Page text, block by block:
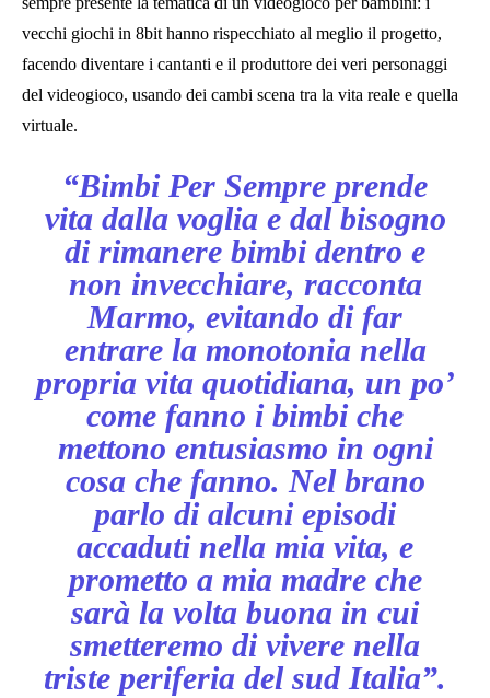
vecchi giochi in 8bit hanno rispecchiato al meglio il progetto,
facendo diventare i cantanti e il produttore dei veri personaggi
del videogioco, usando dei cambi scena tra la vita reale e quella
virtuale.
“Bimbi Per Sempre prende
vita dalla voglia e dal bisogno
di rimanere bimbi dentro e
non invecchiare, racconta
Marmo, evitando di far
entrare la monotonia nella
propria vita quotidiana, un po’
come fanno i bimbi che
mettono entusiasmo in ogni
cosa che fanno. Nel brano
parlo di alcuni episodi
accaduti nella mia vita, e
prometto a mia madre che
sarà la volta buona in cui
smetteremo di vivere nella
triste periferia del sud Italia”.